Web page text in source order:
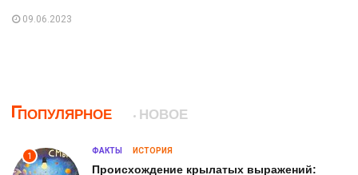
09.06.2023
ПОПУЛЯРНОЕ НОВОЕ
1
ФАКТЫ ИСТОРИЯ
Происхождение крылатых выражений: